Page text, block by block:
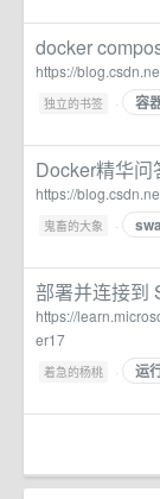
docker
https://
独立的书签 · 容
Docker精华问
https://
鬼畜的大象 ·
部署并连接到
https://
er17
着急的杨桃 · 运